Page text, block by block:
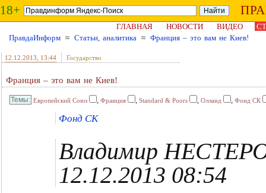
18+
ГЛАВНАЯ НОВОСТИ ВИДЕО
ПравдаИнформ ≈ Статьи, аналитика ≈ Франция – это вам не Киев!
12.12.2013 , 13:44 Государство
Франция – это вам не Киев!
Европейский Союз , Франция , Standard & Poors , Олланд , Фонд СК
Фонд СК
Владимир
12.12.2013 08:54